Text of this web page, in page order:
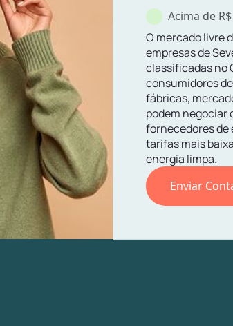
Acima de
O mercado livre
empresas de
classificadas no
consumidores
fábricas,
podem negociar
fornecedores de
tarifas mais
energia limpa.
Enviar